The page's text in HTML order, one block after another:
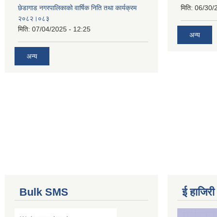
छेडागाड नगरपालिकाको वार्षिक निति तथा कार्यक्रम
२०८२।०८३
मिति: 07/04/2025 - 12:25
अन्य
मिति: 06/30/
अन्य
Bulk SMS ई हाजिरी